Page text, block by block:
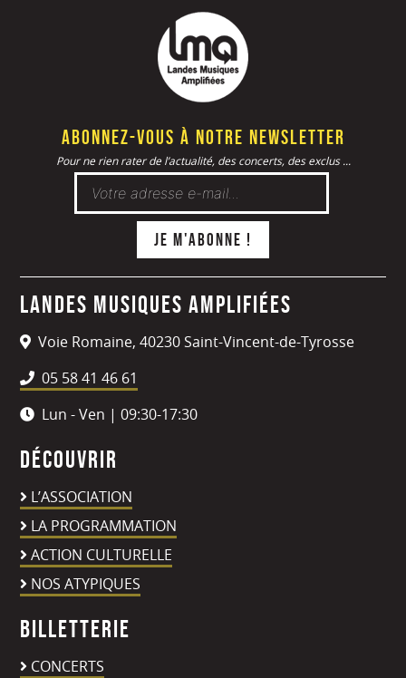
Abonnez-vous à notre newsletter
Pour ne rien rater de l’actualité, des concerts, des exclus ...
Landes Musiques Amplifiées
Voie Romaine, 40230 Saint-Vincent-de-Tyrosse
05 58 41 46 61
Lun - Ven | 09:30-17:30
Découvrir
L’ASSOCIATION
LA PROGRAMMATION
ACTION CULTURELLE
NOS ATYPIQUES
Billetterie
CONCERTS